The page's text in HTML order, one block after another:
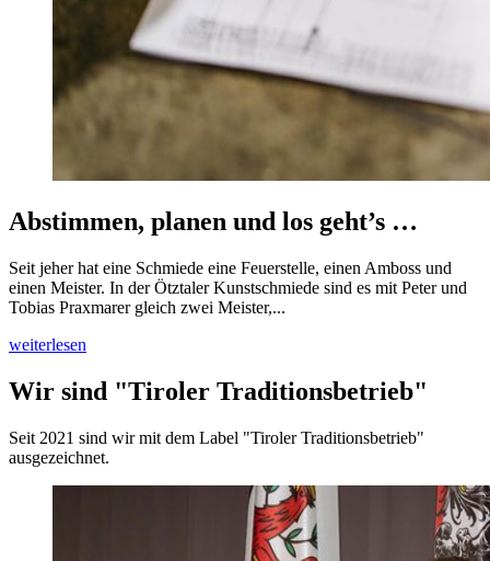
Abstimmen, planen und los geht’s …
Seit jeher hat eine Schmiede eine Feuerstelle, einen Amboss und
einen Meister. In der Ötztaler Kunstschmiede sind es mit Peter und
Tobias Praxmarer gleich zwei Meister,...
weiterlesen
Wir sind "Tiroler Traditionsbetrieb"
Seit 2021 sind wir mit dem Label "Tiroler Traditionsbetrieb"
ausgezeichnet.